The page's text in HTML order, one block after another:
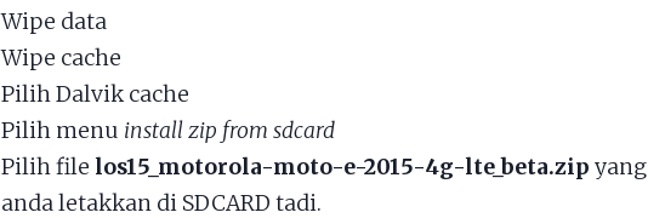
Wipe data
Wipe cache
Pilih Dalvik cache
Pilih menu install zip from sdcard
Pilih file los15_motorola-moto-e-2015-4g-lte_beta.zip
anda letakkan di SDCARD tadi.